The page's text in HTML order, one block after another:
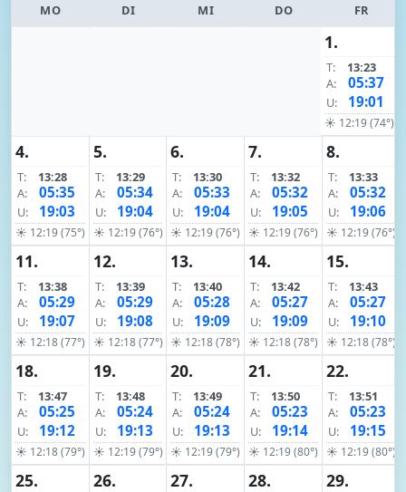
MO DI MI DO FR
1.
T:
13:23
A:
05:37
U: 19:01
☀ 12:19 (74°)
4.
T:
13:28
A:
05:35
U: 19:03
☀ 12:19 (75°)
5.
T:
13:29
A:
05:34
U: 19:04
☀ 12:19 (76°)
6.
T:
13:30
A:
05:33
U: 19:04
☀ 12:19 (76°)
7.
T:
13:32
A:
05:32
U: 19:05
☀ 12:19 (76°)
8.
T:
13:33
A:
05:32
U: 19:06
☀ 12:19 (76°)
11.
T:
13:38
A:
05:29
U: 19:07
☀ 12:18 (77°)
12.
T:
13:39
A:
05:29
U: 19:08
☀ 12:18 (77°)
13.
T:
13:40
A:
05:28
U: 19:09
☀ 12:18 (78°)
14.
T:
13:42
A:
05:27
U: 19:09
☀ 12:18 (78°)
15.
T:
13:43
A:
05:27
U: 19:10
☀ 12:18 (78°)
18.
T:
13:47
A:
05:25
U: 19:12
☀ 12:18 (79°)
19.
T:
13:48
A:
05:24
U: 19:13
☀ 12:19 (79°)
20.
T:
13:49
A:
05:24
U: 19:13
☀ 12:19 (79°)
21.
T:
13:50
A:
05:23
U: 19:14
☀ 12:19 (80°)
22.
T:
13:51
A:
05:23
U: 19:15
☀ 12:19 (80°)
25. 26. 27. 28. 29.